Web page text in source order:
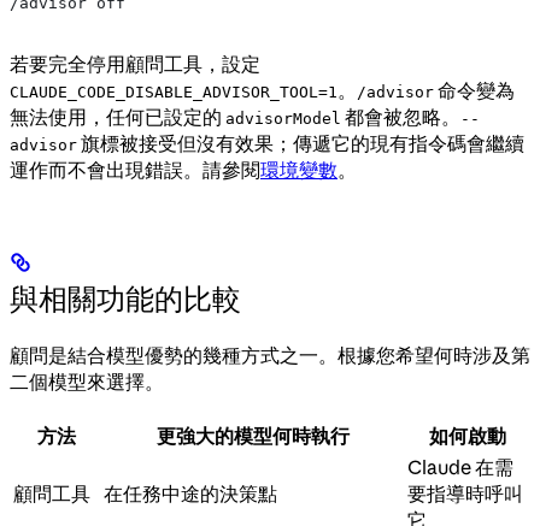
若要完全停用顧問工具，設定
CLAUDE_CODE_DISABLE_ADVISOR_TOOL=1 。 /advisor 命令變為
無法使用，任何已設定的 advisorModel 都會被忽略。
--
advisor 旗標被接受但沒有效果；傳遞它的現有指令碼會繼續
運作而不會出現錯誤。請參閱環境變數。
與相關功能的比較
顧問是結合模型優勢的幾種方式之一。根據您希望何時涉及第
二個模型來選擇。
方法 更強大的模型何時執行 如何啟動
顧問工具 在任務中途的決策點
Claude 在需
要指導時呼叫
它